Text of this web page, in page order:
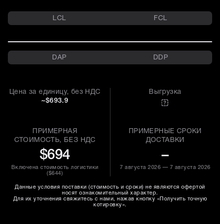
LCL FCL
DAP DDP
Цена за единицу, без НДС
~$693.9
ПРИМЕРНАЯ
СТОИМОСТЬ, БЕЗ НДС
$694
Включена стоимость логистики
($644)
Выгрузка
ПРИМЕРНЫЕ СРОКИ
ДОСТАВКИ
–
7 августа 2026 — 7 августа 2026
Данные условия поставки (стоимость и сроки) не являются офертой
носят ознакомительный характер.
Для их уточнения свяжитесь с нами, нажав кнопку «Получить точную
котировку».